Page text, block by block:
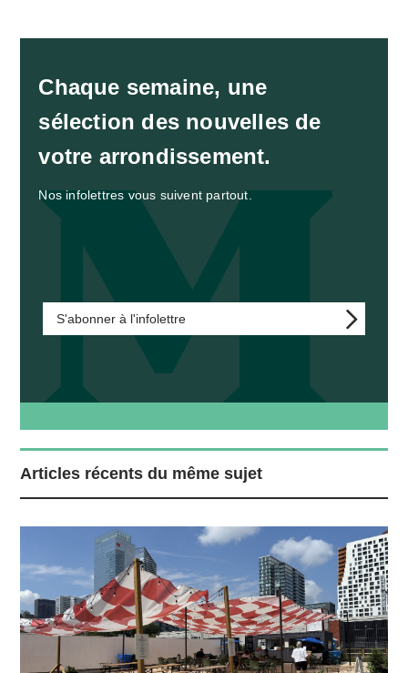
Chaque semaine, une
sélection des nouvelles de
votre arrondissement.
Nos infolettres vous suivent partout.
S'abonner à l'infolettre
Articles récents du même sujet